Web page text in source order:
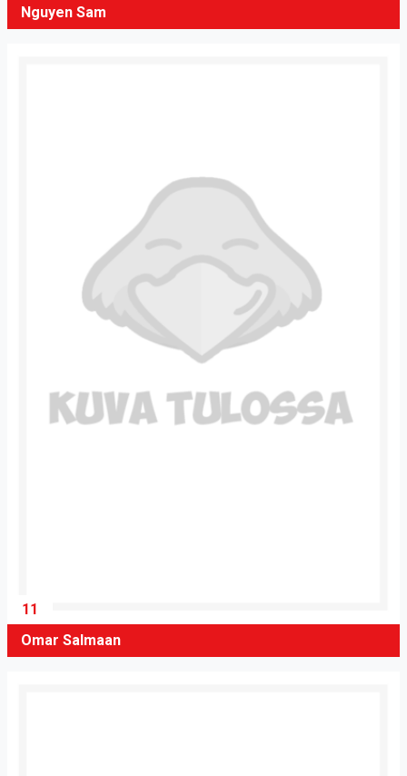
Nguyen Sam
11
Omar Salmaan